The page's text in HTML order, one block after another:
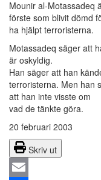
Mounir al-Motassadeq
förste som blivit dömd
ha hjälpt terroristerna.
Motassadeq säger att
är oskyldig.
Han säger att han
terroristerna. Men han
att han inte visste om
vad de tänkte göra.
20 februari 2003
Skriv ut